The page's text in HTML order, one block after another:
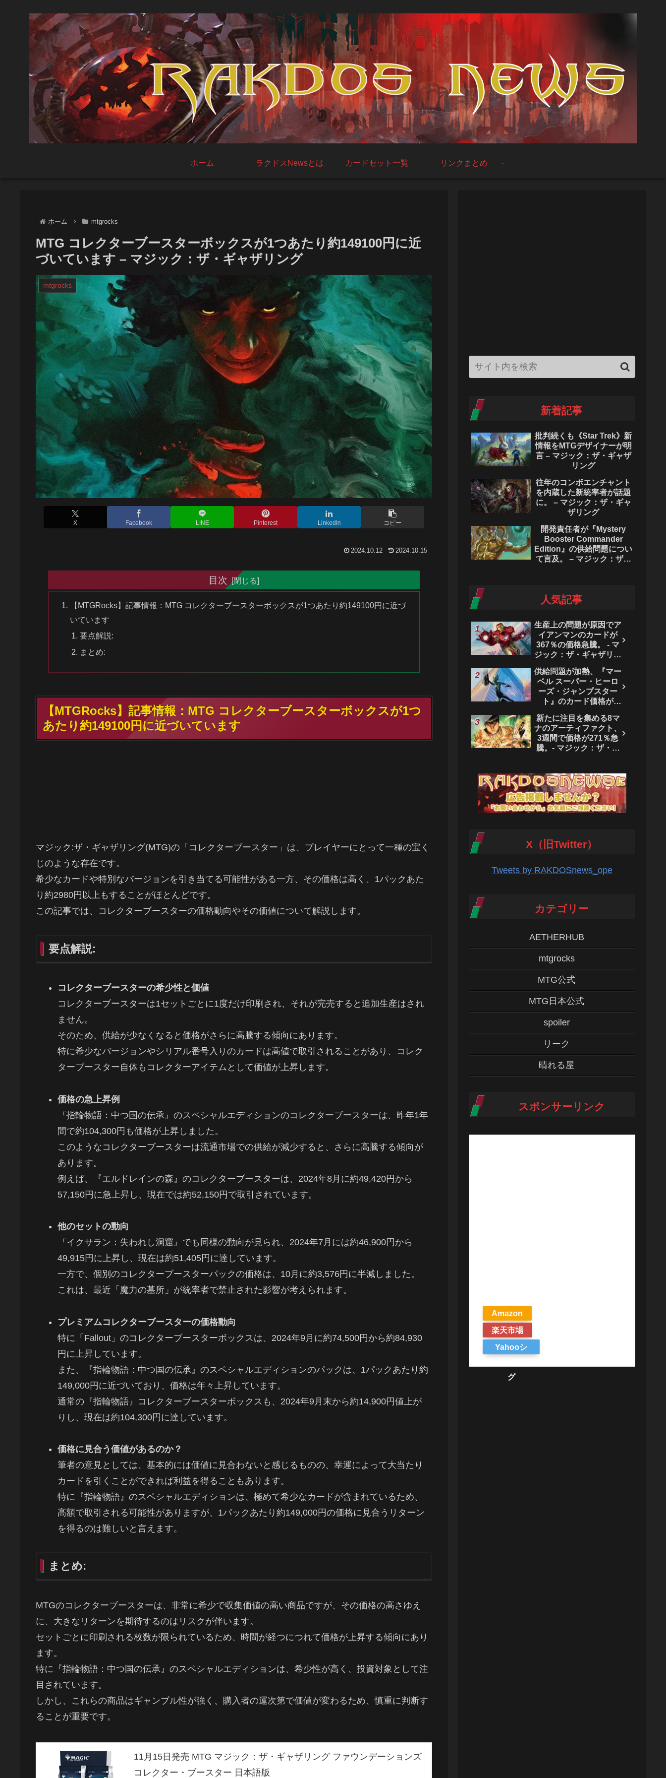
ホーム ラクドスNewsとは カードセット一覧 リンクまとめ
ホーム mtgrocks
MTG コレクターブースターボックスが1つあたり約149100円に近
づいています – マジック：ザ・ギャザリング
mtgrocks
X Facebook LINE Pinterest LinkedIn コピー
2024.10.12 2024.10.15
目次
【MTGRocks】記事情報：MTG コレクターブースターボックスが1つあたり約149100円に近づ
いています
要点解説:
まとめ:
【MTGRocks】記事情報：MTG コレクターブースターボックスが1つ
あたり約149100円に近づいています
マジック:ザ・ギャザリング(MTG)の「コレクターブースター」は、プレイヤーにとって一種の宝く
じのような存在です。
希少なカードや特別なバージョンを引き当てる可能性がある一方、その価格は高く、1パックあた
り約2980円以上もすることがほとんどです。
この記事では、コレクターブースターの価格動向やその価値について解説します。
要点解説:
コレクターブースターの希少性と価値
コレクターブースターは1セットごとに1度だけ印刷され、それが完売すると追加生産はされ
ません。
そのため、供給が少なくなると価格がさらに高騰する傾向にあります。
特に希少なバージョンやシリアル番号入りのカードは高値で取引されることがあり、コレク
ターブースター自体もコレクターアイテムとして価値が上昇します。
価格の急上昇例
『指輪物語：中つ国の伝承』のスペシャルエディションのコレクターブースターは、昨年1年
間で約104,300円も価格が上昇しました。
このようなコレクターブースターは流通市場での供給が減少すると、さらに高騰する傾向が
あります。
例えば、『エルドレインの森』のコレクターブースターは、2024年8月に約49,420円から
57,150円に急上昇し、現在では約52,150円で取引されています。
他のセットの動向
『イクサラン：失われし洞窟』でも同様の動向が見られ、2024年7月には約46,900円から
49,915円に上昇し、現在は約51,405円に達しています。
一方で、個別のコレクターブースターパックの価格は、10月に約3,576円に半減しました。
これは、最近「魔力の墓所」が統率者で禁止された影響が考えられます。
プレミアムコレクターブースターの価格動向
特に「Fallout」のコレクターブースターボックスは、2024年9月に約74,500円から約84,930
円に上昇しています。
また、『指輪物語：中つ国の伝承』のスペシャルエディションのパックは、1パックあたり約
149,000円に近づいており、価格は年々上昇しています。
通常の『指輪物語』コレクターブースターボックスも、2024年9月末から約14,900円値上が
りし、現在は約104,300円に達しています。
価格に見合う価値があるのか？
筆者の意見としては、基本的には価値に見合わないと感じるものの、幸運によって大当たり
カードを引くことができれば利益を得ることもあります。
特に『指輪物語』のスペシャルエディションは、極めて希少なカードが含まれているため、
高額で取引される可能性がありますが、1パックあたり約149,000円の価格に見合うリターン
を得るのは難しいと言えます。
まとめ:
MTGのコレクターブースターは、非常に希少で収集価値の高い商品ですが、その価格の高さゆえ
に、大きなリターンを期待するのはリスクが伴います。
セットごとに印刷される枚数が限られているため、時間が経つにつれて価格が上昇する傾向にあり
ます。
特に『指輪物語：中つ国の伝承』のスペシャルエディションは、希少性が高く、投資対象として注
目されています。
しかし、これらの商品はギャンブル性が強く、購入者の運次第で価値が変わるため、慎重に判断す
ることが重要です。
11月15日発売 MTG マジック：ザ・ギャザリング ファウンデーションズ
コレクター・ブースター 日本語版
新着記事
批判続くも《Star Trek》新
情報をMTGデザイナーが明
言 – マジック：ザ・ギャザ
リング
往年のコンボエンチャント
を内蔵した新統率者が話題
に。 – マジック：ザ・ギャ
ザリング
開発責任者が『Mystery
Booster Commander
Edition』の供給問題につい
て言及。 – マジック：ザ・
人気記事
生産上の問題が原因でア
イアンマンのカードが
367％の価格急騰。 - マ
ジック：ザ・ギャザリン
供給問題が加熱、『マー
ベル スーパー・ヒーロ
ーズ・ジャンプスター
ト』のカード価格が
ク：ザ・ギャザリング
新たに注目を集める8マ
ナのアーティファクト、
3週間で価格が271％急
騰。- マジック：ザ・ギ
X（旧Twitter）
Tweets by RAKDOSnews_ope
カテゴリー
AETHERHUB
mtgrocks
MTG公式
MTG日本公式
spoiler
リーク
晴れる屋
スポンサーリンク
Amazon
楽天市場
Yahooシ
グ